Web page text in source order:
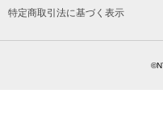
特定商取引法に基づく表示